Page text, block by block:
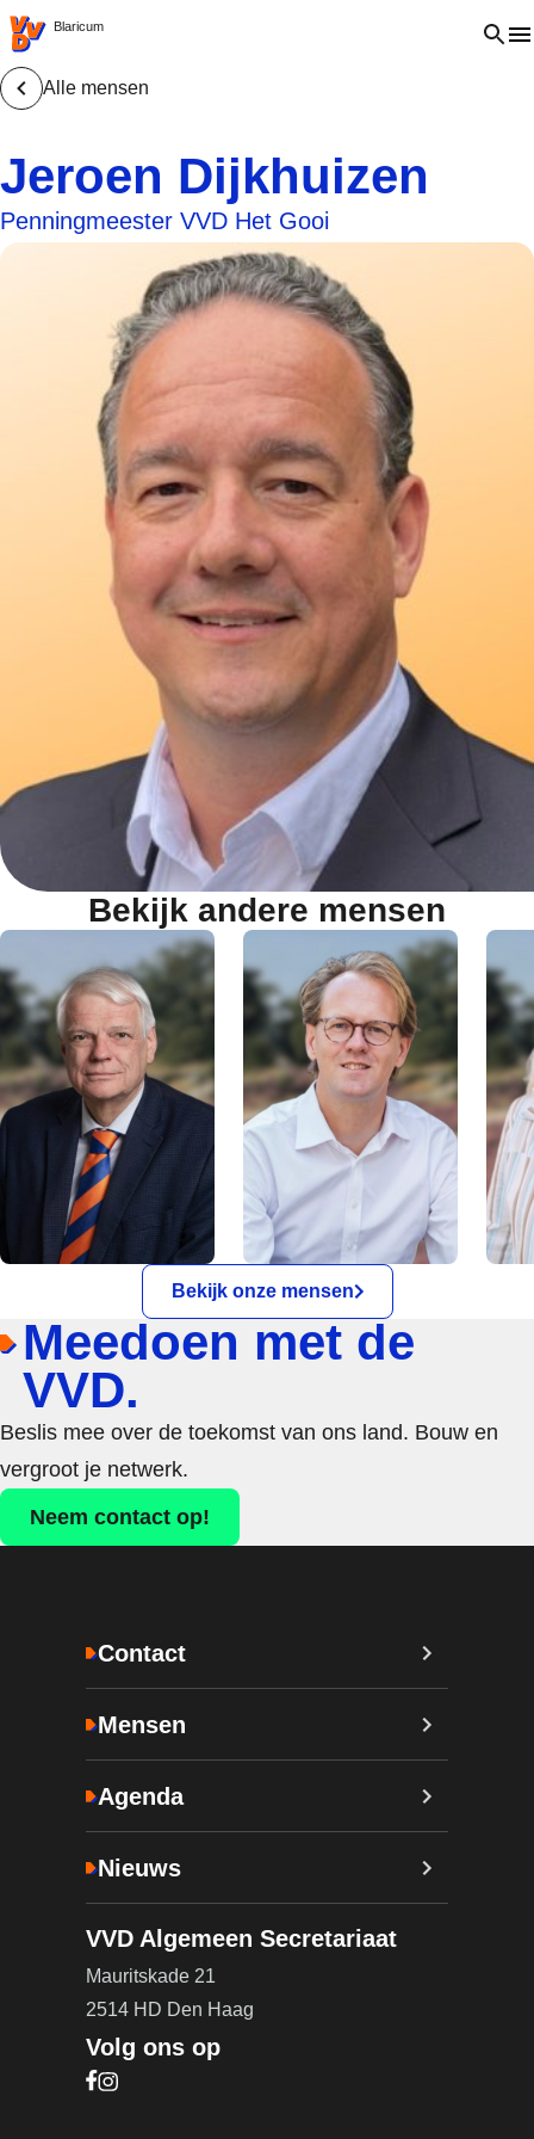
VVD.nl - Ga naar de homepage
Blaricum Open
Alle mensen
Jeroen Dijkhuizen
Penningmeester VVD Het Gooi
Bekijk andere mensen
Bekijk onze mensen
Meedoen met de
VVD.
Beslis mee over de toekomst van ons land. Bouw en
vergroot je netwerk.
Neem contact op!
Contact
Mensen
Agenda
Nieuws
VVD Algemeen Secretariaat
Mauritskade 21
2514 HD Den Haag
Volg ons op
Bezoek onze Facebook pagina (opent in nieuw
Bezoek onze Instagram pagina (opent in nieuw